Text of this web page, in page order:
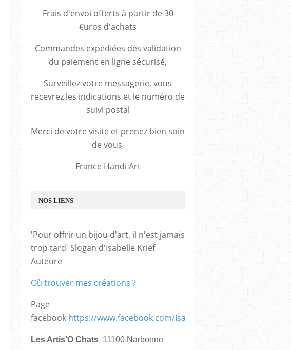
Frais d'envoi offerts à partir de 30
€uros d'achats
Commandes expédiées dès validation
du paiement en ligne sécurisé,
Surveillez votre messagerie, vous
recevrez les indications et le numéro de
suivi postal
Merci de votre visite et prenez bien soin
de vous,
France Handi Art
NOS LIENS
'Pour offrir un bijou d'art, il n'est jamais
trop tard' Slogan d'Isabelle Krief
Auteure
Où trouver mes créations ?
Page
facebook https://www.facebook.com/IsabelleKrief.ArtistePeintre/
Les Artis'O Chats 11100 Narbonne